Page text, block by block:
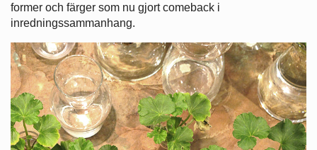
former och färger som nu gjort comeback i
inredningssammanhang.